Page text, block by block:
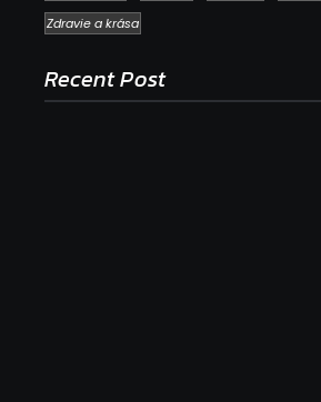
Zdravie a krása
Recent Post